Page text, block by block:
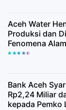
Aceh Water
Produksi dan
Fenomena
Kualitas Air Baku
Bank Aceh
Rp2,24 Miliar
kepada Pemko